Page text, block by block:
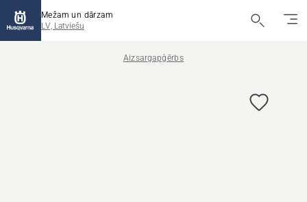
Mežam un dārzam
LV, Latviešu
Aizsargapģērbs